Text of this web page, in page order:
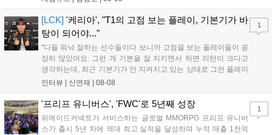
상 'Grand Theft Auto VI: An Extended Look'을 최초 공개할 계획
이다....
[LCK] '케리아', "T1의 고점 보는 플레이, 기본기가 바
탕이 되어야..."
"다들 워낙 잘하는 선수들이다 보니까 고점을 보는 플레이들이 굉
장히 많았어요. 그런 게 기본을 잘 지키면서 하면 리턴이 크다고
생각하는데, 최근 기본기가 안 지켜지고 있는 상태로 그런 플레이
를 추구하다 보니까 팀적으로 안 좋은 사고가 계속 많이 났던 것
LoL 챔피언스 코리아(LCK)'...
인터뷰 | 신연재 08-08
1
'프리프 유니버스', 'FWC'로 5년째 성장
위메이드커넥트가 서비스하는 글로벌 MMORPG 프리프 유니버
스가 출시 5년 차에 역대 최고 실적을 달성하며 누적 매출 1천억
1